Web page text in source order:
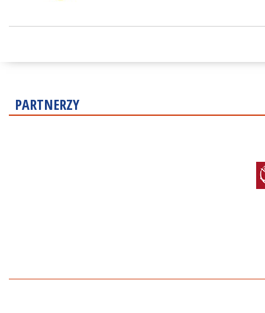
PARTNERZY